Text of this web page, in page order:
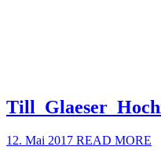
12. Mai 2017 READ MORE